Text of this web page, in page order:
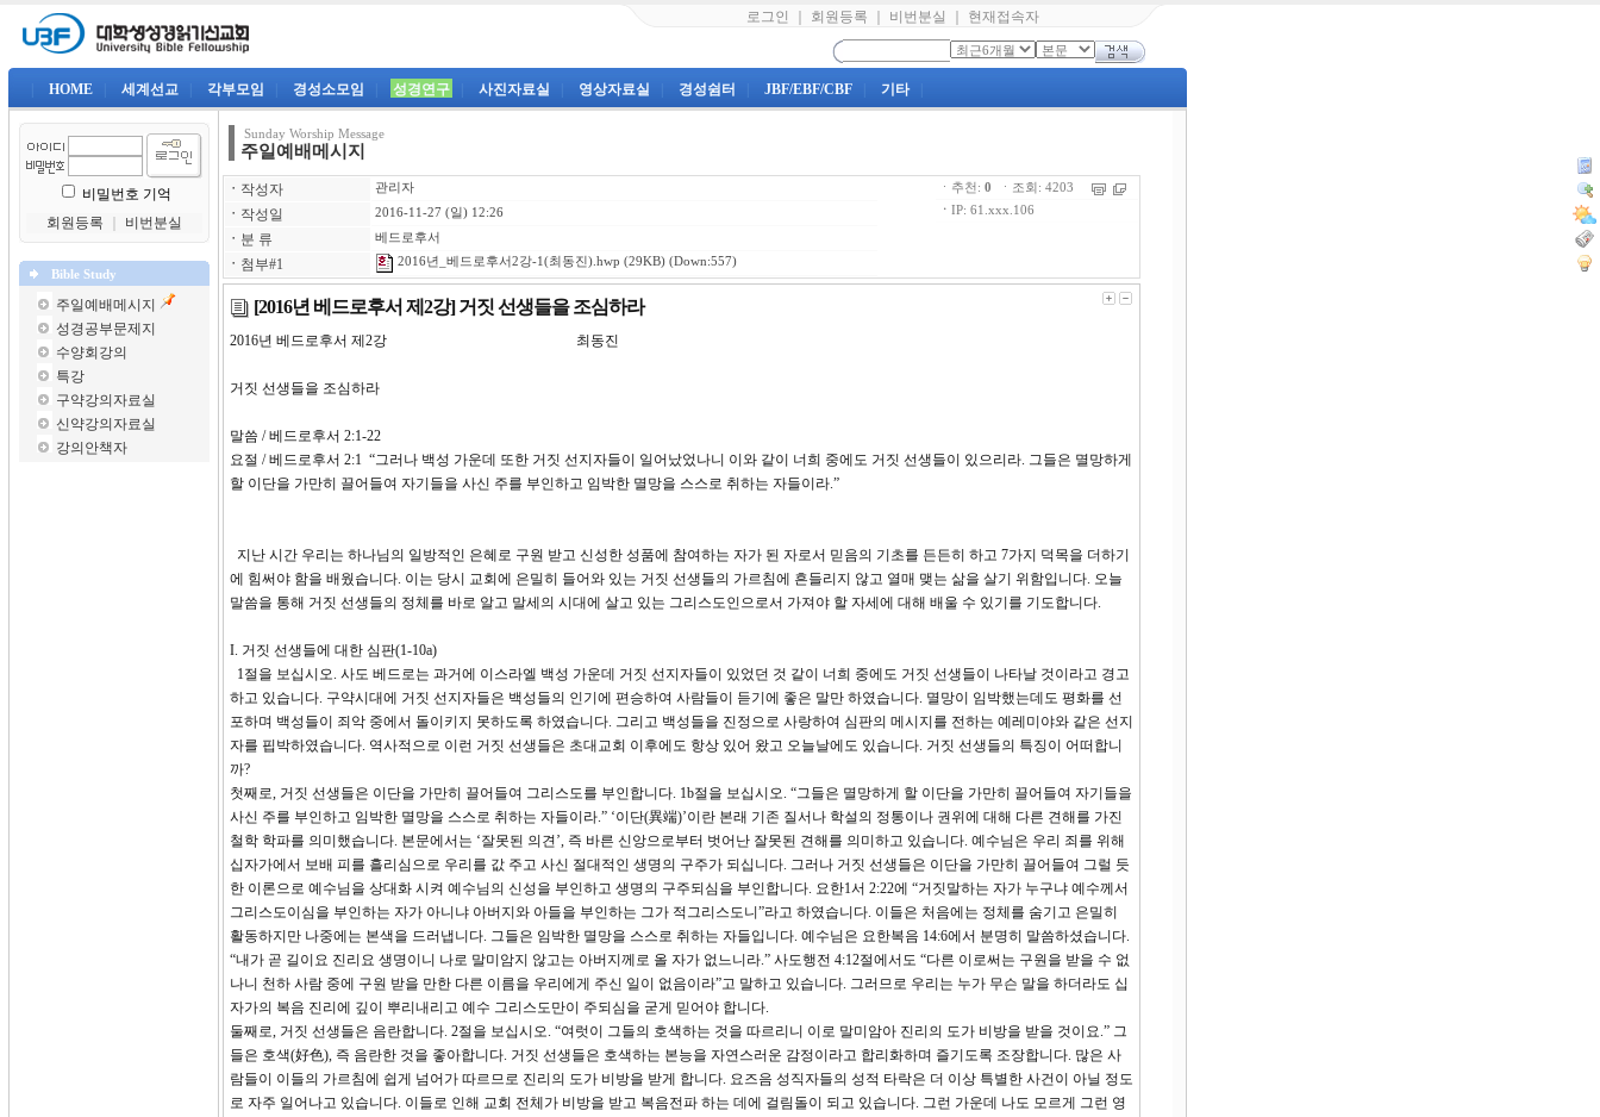
로그인 회원등록 비번분실 현재접속자
HOME 세계선교 각부모임 경성소모임 성경연구 사진자료실 영상자료실 경성쉼터 JBF/EBF/CBF 기타
비밀번호 기억
회원등록
비번분실
Bible Study
주일예배메시지
성경공부문제지
수양회강의
특강
구약강의자료실
신약강의자료실
강의안책자
Sunday Worship Message
주일예배메시지
ㆍ 작성자 관리자
ㆍ 작성일 2016-11-27 (일) 12:26
ㆍ 분 류 베드로후서
ㆍ 첨부#1 2016년_베드로후서2강-1(최동진).hwp (29KB) (Down:557)
ㆍ추천: 0 ㆍ조회: 4203
ㆍ IP: 61.xxx.106
[2016년 베드로후서 제2강] 거짓 선생들을 조심하라
2016년 베드로후서 제2강 최동진
거짓 선생들을 조심하라
말씀 / 베드로후서 2:1-22
요절 / 베드로후서 2:1 “그러나 백성 가운데 또한 거짓 선지자들이 일어났었나니 이와 같이 너희 중에도 거짓 선생들이 있으리라. 그들은 멸망하게
할 이단을 가만히 끌어들여 자기들을 사신 주를 부인하고 임박한 멸망을 스스로 취하는 자들이라.”
지난 시간 우리는 하나님의 일방적인 은혜로 구원 받고 신성한 성품에 참여하는 자가 된 자로서 믿음의 기초를 든든히 하고 7가지 덕목을 더하기
에 힘써야 함을 배웠습니다. 이는 당시 교회에 은밀히 들어와 있는 거짓 선생들의 가르침에 흔들리지 않고 열매 맺는 삶을 살기 위함입니다. 오늘
말씀을 통해 거짓 선생들의 정체를 바로 알고 말세의 시대에 살고 있는 그리스도인으로서 가져야 할 자세에 대해 배울 수 있기를 기도합니다.
I. 거짓 선생들에 대한 심판(1-10a)
1절을 보십시오. 사도 베드로는 과거에 이스라엘 백성 가운데 거짓 선지자들이 있었던 것 같이 너희 중에도 거짓 선생들이 나타날 것이라고 경고
하고 있습니다. 구약시대에 거짓 선지자들은 백성들의 인기에 편승하여 사람들이 듣기에 좋은 말만 하였습니다. 멸망이 임박했는데도 평화를 선
포하며 백성들이 죄악 중에서 돌이키지 못하도록 하였습니다. 그리고 백성들을 진정으로 사랑하여 심판의 메시지를 전하는 예레미야와 같은 선지
자를 핍박하였습니다. 역사적으로 이런 거짓 선생들은 초대교회 이후에도 항상 있어 왔고 오늘날에도 있습니다. 거짓 선생들의 특징이 어떠합니
까?
첫째로, 거짓 선생들은 이단을 가만히 끌어들여 그리스도를 부인합니다. 1b절을 보십시오. “그들은 멸망하게 할 이단을 가만히 끌어들여 자기들을
사신 주를 부인하고 임박한 멸망을 스스로 취하는 자들이라.” ‘이단(異端)’이란 본래 기존 질서나 학설의 정통이나 권위에 대해 다른 견해를 가진
철학 학파를 의미했습니다. 본문에서는 ‘잘못된 의견’, 즉 바른 신앙으로부터 벗어난 잘못된 견해를 의미하고 있습니다. 예수님은 우리 죄를 위해
십자가에서 보배 피를 흘리심으로 우리를 값 주고 사신 절대적인 생명의 구주가 되십니다. 그러나 거짓 선생들은 이단을 가만히 끌어들여 그럴 듯
한 이론으로 예수님을 상대화 시켜 예수님의 신성을 부인하고 생명의 구주되심을 부인합니다. 요한1서 2:22에 “거짓말하는 자가 누구냐 예수께서
그리스도이심을 부인하는 자가 아니냐 아버지와 아들을 부인하는 그가 적그리스도니”라고 하였습니다. 이들은 처음에는 정체를 숨기고 은밀히
활동하지만 나중에는 본색을 드러냅니다. 그들은 임박한 멸망을 스스로 취하는 자들입니다. 예수님은 요한복음 14:6에서 분명히 말씀하셨습니다.
“내가 곧 길이요 진리요 생명이니 나로 말미암지 않고는 아버지께로 올 자가 없느니라.” 사도행전 4:12절에서도 “다른 이로써는 구원을 받을 수 없
나니 천하 사람 중에 구원 받을 만한 다른 이름을 우리에게 주신 일이 없음이라”고 말하고 있습니다. 그러므로 우리는 누가 무슨 말을 하더라도 십
자가의 복음 진리에 깊이 뿌리내리고 예수 그리스도만이 주되심을 굳게 믿어야 합니다.
둘째로, 거짓 선생들은 음란합니다. 2절을 보십시오. “여럿이 그들의 호색하는 것을 따르리니 이로 말미암아 진리의 도가 비방을 받을 것이요.” 그
들은 호색(好色), 즉 음란한 것을 좋아합니다. 거짓 선생들은 호색하는 본능을 자연스러운 감정이라고 합리화하며 즐기도록 조장합니다. 많은 사
람들이 이들의 가르침에 쉽게 넘어가 따르므로 진리의 도가 비방을 받게 합니다. 요즈음 성직자들의 성적 타락은 더 이상 특별한 사건이 아닐 정도
로 자주 일어나고 있습니다. 이들로 인해 교회 전체가 비방을 받고 복음전파 하는 데에 걸림돌이 되고 있습니다. 그런 가운데 나도 모르게 그런 영